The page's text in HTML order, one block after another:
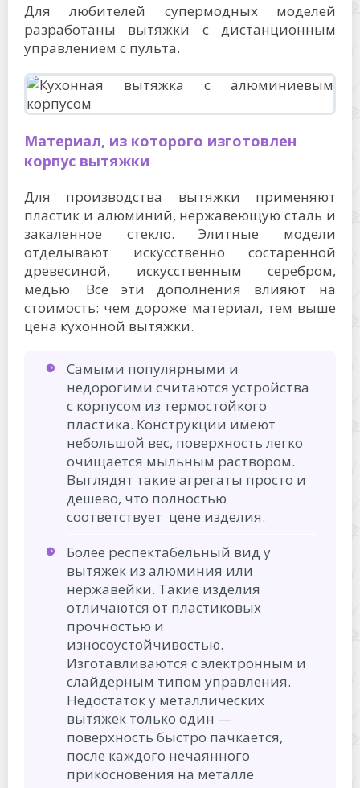
Для любителей супермодных моделей
разработаны вытяжки с дистанционным
управлением с пульта.
Материал, из которого изготовлен
корпус вытяжки
Для производства вытяжки применяют
пластик и алюминий, нержавеющую сталь и
закаленное стекло. Элитные модели
отделывают искусственно состаренной
древесиной, искусственным серебром,
медью. Все эти дополнения влияют на
стоимость: чем дороже материал, тем выше
цена кухонной вытяжки.
Самыми популярными и
недорогими считаются устройства
с корпусом из термостойкого
пластика. Конструкции имеют
небольшой вес, поверхность легко
очищается мыльным раствором.
Выглядят такие агрегаты просто и
дешево, что полностью
соответствует цене изделия.
Более респектабельный вид у
вытяжек из алюминия или
нержавейки. Такие изделия
отличаются от пластиковых
прочностью и
износоустойчивостью.
Изготавливаются с электронным и
слайдерным типом управления.
Недостаток у металлических
вытяжек только один —
поверхность быстро пачкается,
после каждого нечаянного
прикосновения на металле